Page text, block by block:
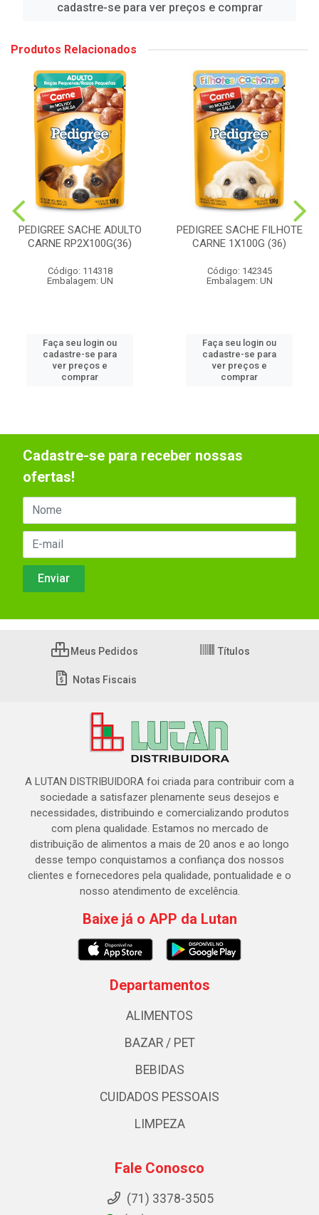
cadastre-se para ver preços e comprar
Produtos Relacionados
PEDIGREE SACHE ADULTO
CARNE RP2X100G(36)
Código: 114318
Embalagem: UN
Faça seu login ou
cadastre-se para
ver preços e
comprar
PEDIGREE SACHE FILHOTE
CARNE 1X100G (36)
Código: 142345
Embalagem: UN
Faça seu login ou
cadastre-se para
ver preços e
comprar
Cadastre-se para receber nossas
ofertas!
Meus Pedidos Títulos
Notas Fiscais
A LUTAN DISTRIBUIDORA foi criada para contribuir com a
sociedade a satisfazer plenamente seus desejos e
necessidades, distribuindo e comercializando produtos
com plena qualidade. Estamos no mercado de
distribuição de alimentos a mais de 20 anos e ao longo
desse tempo conquistamos a confiança dos nossos
clientes e fornecedores pela qualidade, pontualidade e o
nosso atendimento de excelência.
Baixe já o APP da Lutan
Departamentos
ALIMENTOS
BAZAR / PET
BEBIDAS
CUIDADOS PESSOAIS
LIMPEZA
Fale Conosco
(71) 3378-3505